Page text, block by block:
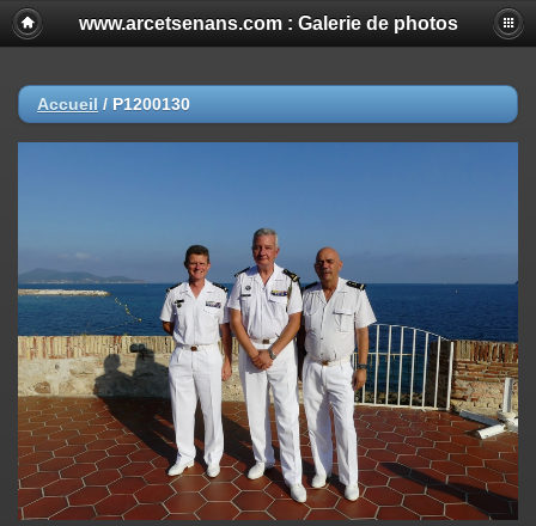
www.arcetsenans.com : Galerie de photos
Accueil / P1200130